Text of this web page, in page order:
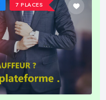
7 PLACES